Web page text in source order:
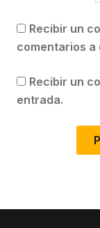
Recibir un
comentarios a
Recibir un
entrada.